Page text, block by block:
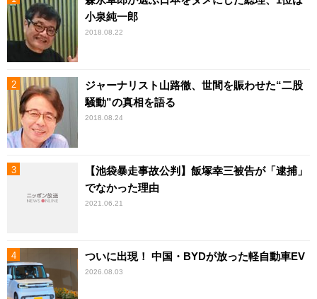
小泉純一郎
2018.08.22
ジャーナリスト山路徹、世間を賑わせた“二股
騒動”の真相を語る
2018.08.24
【池袋暴走事故公判】飯塚幸三被告が「逮捕」
でなかった理由
2021.06.21
ついに出現！ 中国・BYDが放った軽自動車EV
2026.08.03